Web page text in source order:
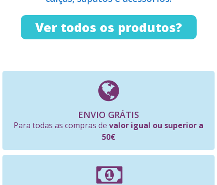
Ver todos os produtos?
ENVIO GRÁTIS
Para todas as compras de valor igual ou superior a
50€